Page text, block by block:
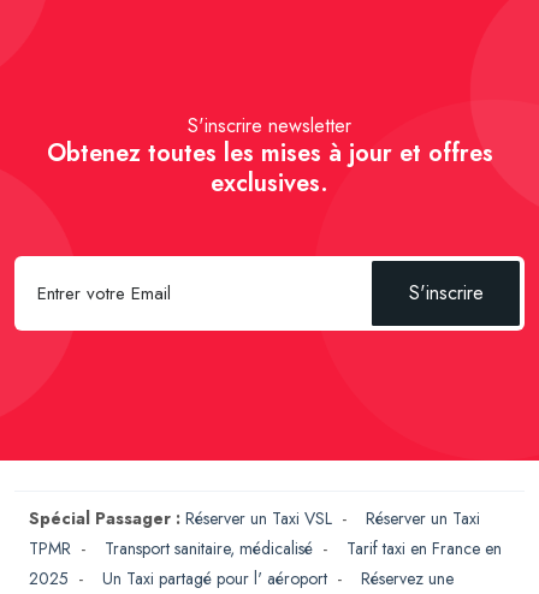
S'inscrire newsletter
Obtenez toutes les mises à jour et offres
exclusives.
S'inscrire
Spécial Passager : Réserver un Taxi VSL - Réserver un Taxi
TPMR - Transport sanitaire, médicalisé - Tarif taxi en France en
2025 - Un Taxi partagé pour l' aéroport - Réservez une